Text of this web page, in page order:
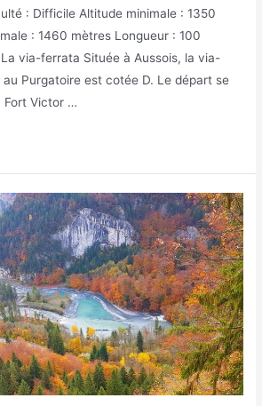
: Difficile Altitude minimale : 1350
: 1460 mètres Longueur : 100
via-ferrata Située à Aussois, la via-
Purgatoire est cotée D. Le départ se
Fort Victor …